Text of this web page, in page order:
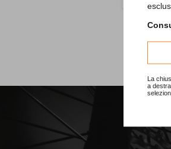
La
a
Visualizzati